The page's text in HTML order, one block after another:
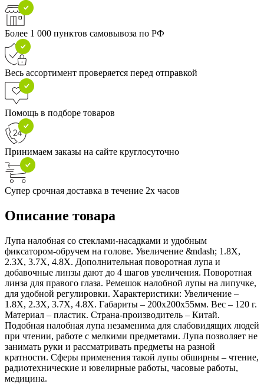
Более 1 000 пунктов самовывоза по РФ
Весь ассортимент проверяется перед отправкой
Помощь в подборе товаров
Принимаем заказы на сайте круглосуточно
Супер срочная доставка в течение 2х часов
Описание товара
Лупа налобная со стеклами-насадками и удобным
фиксатором-обручем на голове. Увеличение &ndash; 1.8X,
2.3X, 3.7X, 4.8X. Дополнительная поворотная лупа и
добавочные линзы дают до 4 шагов увеличения. Поворотная
линза для правого глаза. Ремешок налобной лупы на липучке,
для удобной регулировки. Характеристики: Увеличение –
1.8X, 2.3X, 3.7X, 4.8X. Габариты – 200х200х55мм. Вес – 120 г.
Материал – пластик. Страна-производитель – Китай.
Подобная налобная лупа незаменима для слабовидящих людей
при чтении, работе с мелкими предметами. Лупа позволяет не
занимать руки и рассматривать предметы на разной
кратности. Сферы применения такой лупы обширны – чтение,
радиотехнические и ювелирные работы, часовые работы,
медицина.